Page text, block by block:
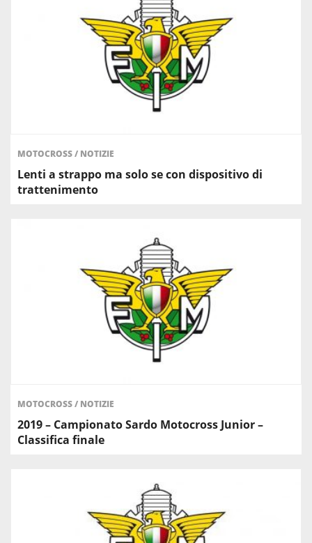
MOTOCROSS/ NOTIZIE
Lenti a strappo ma solo se con dispositivo di
trattenimento
MOTOCROSS/ NOTIZIE
2019 – Campionato Sardo Motocross Junior –
Classifica finale